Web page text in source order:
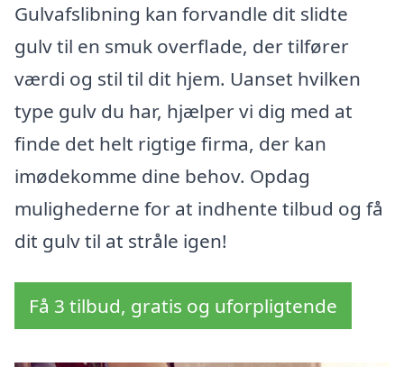
Gulvafslibning kan forvandle dit slidte
gulv til en smuk overflade, der tilfører
værdi og stil til dit hjem. Uanset hvilken
type gulv du har, hjælper vi dig med at
finde det helt rigtige firma, der kan
imødekomme dine behov. Opdag
mulighederne for at indhente tilbud og få
dit gulv til at stråle igen!
Få 3 tilbud, gratis og uforpligtende